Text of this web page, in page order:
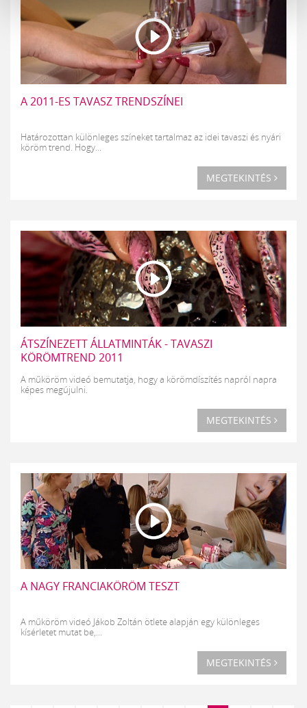
A 2011-ES TAVASZ TRENDSZÍNEI
Határozottan különleges színeket tartalmaz az idei tavaszi és nyári
köröm trend. Hogy...
MEGTEKINTÉS
ÁTSZÍNEZETT ÁLLATMINTÁK - TAVASZI
KÖRÖMTREND 2011
A műköröm videó bemutatja, hogy a körömdíszítés napról napra
képes megújulni.
MEGTEKINTÉS
A NAGY FRANCIAKÖRÖM TESZT
A műköröm videó Jákob Zoltán ötlete alapján egy különleges
kísérletet mutat be,...
MEGTEKINTÉS